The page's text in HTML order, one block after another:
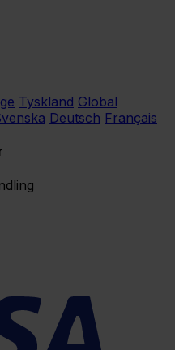
Tyskland Global
Deutsch Français